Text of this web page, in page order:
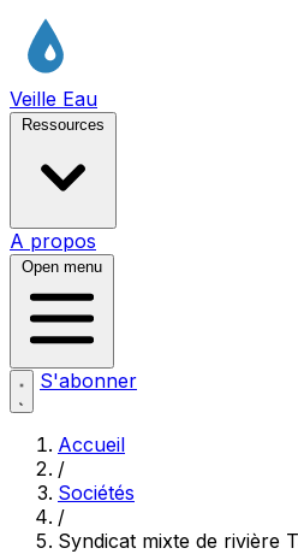
Veille Eau
Ressources
A propos
Open menu
S'abonner
Accueil
/
Sociétés
/
Syndicat mixte de rivière